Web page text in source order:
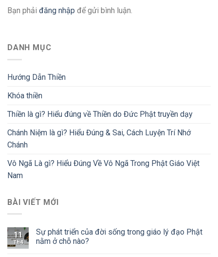
Bạn phải đăng nhập để gửi bình luận.
DANH MỤC
Hướng Dẫn Thiền
Khóa thiền
Thiền là gì? Hiểu đúng về Thiền do Đức Phật truyền dạy
Chánh Niệm là gì? Hiểu Đúng & Sai, Cách Luyện Trí Nhớ
Chánh
Vô Ngã Là gì? Hiểu Đúng Về Vô Ngã Trong Phật Giáo Việt
Nam
BÀI VIẾT MỚI
11
Th4
Sự phát triển của đời sống trong giáo lý đạo Phật
nằm ở chỗ nào?